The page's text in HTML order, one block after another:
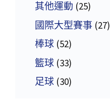
其他運動 (25)
國際大型賽事 (27)
棒球 (52)
籃球 (33)
足球 (30)